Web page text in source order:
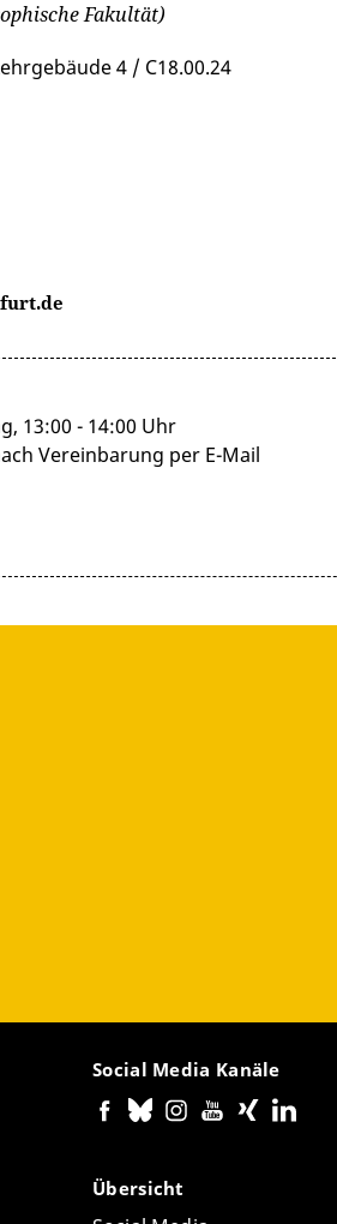
Fakultät)
4 / C18.00.24
13:00 - 14:00 Uhr
Vereinbarung per E-Mail
Social Media Kanäle
Übersicht